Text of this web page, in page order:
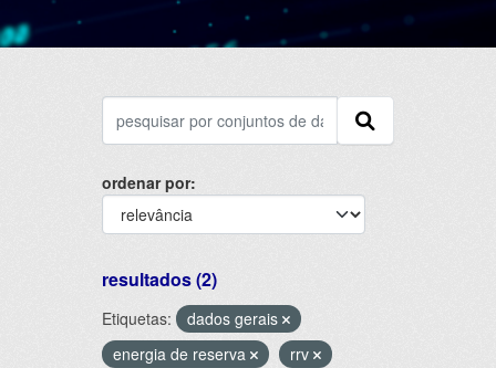
ordenar por
resultados (2)
Etiquetas:
dados gerais
energia de reserva
rrv